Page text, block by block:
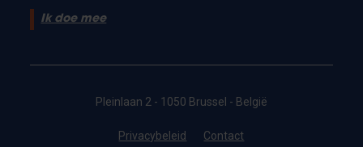
Ik doe mee
Pleinlaan 2 - 1050 Brussel - België
Privacybeleid Contact